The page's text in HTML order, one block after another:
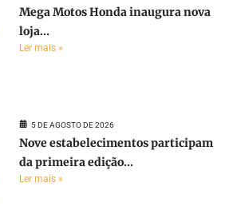
Mega Motos Honda inaugura nova
loja...
Ler mais »
5 DE AGOSTO DE 2026
Nove estabelecimentos participam
da primeira edição...
Ler mais »